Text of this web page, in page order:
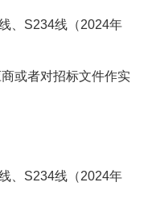
、S234线（2024年
或者对招标文件作实
、S234线（2024年